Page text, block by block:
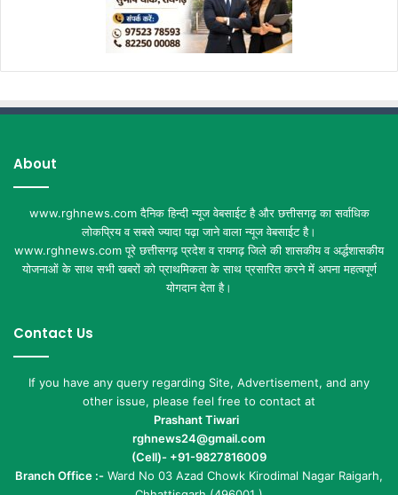
About
www.rghnews.com दैनिक हिन्दी न्यूज वेबसाईट है और छत्तीसगढ़ का सर्वाधिक
लोकप्रिय व सबसे ज्यादा पढ़ा जाने वाला न्यूज वेबसाईट है।
www.rghnews.com पूरे छत्तीसगढ़ प्रदेश व रायगढ़ जिले की शासकीय व अर्द्धशासकीय
योजनाओं के साथ सभी खबरों को प्राथमिकता के साथ प्रसारित करने में अपना महत्वपूर्ण
योगदान देता है।
Contact Us
If you have any query regarding Site, Advertisement, and any
other issue, please feel free to contact at
Prashant Tiwari
rghnews24@gmail.com
(Cell)- +91-9827816009
Branch Office :- Ward No 03 Azad Chowk Kirodimal Nagar Raigarh,